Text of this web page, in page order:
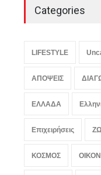
Categories
LIFESTYLE
ΑΠΟΨΕΙΣ
ΕΛΛΑΔΑ
Επιχειρήσεις
ΚΟΣΜΟΣ